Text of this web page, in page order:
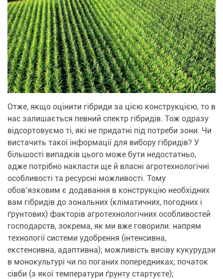
Отже, якщо оцінити гібриди за цією конструкцією, то в
нас залишається певний спектр гібридів. Тож одразу
відсортовуємо ті, які не придатні під потреби зони. Чи
вистачить такої інформації для вибору гібридів? У
більшості випадків цього може бути недостатньо,
адже потрібно накласти ще й власні агротехнологічні
особливості та ресурсні можливості. Тому
обов’язковим є додавання в конструкцію необхідних
вам гібридів до зональних (кліматичних, погодних і
ґрунтових) факторів агротехнологічних особливостей
господарств, зокрема, як ми вже говорили: напрям
технології системи удобрення (інтенсивна,
екстенсивна, адаптивна); можливість висіву кукурудзи
в монокультурі чи по поганих попередниках; початок
сівби (з якої температури ґрунту стартуєте);